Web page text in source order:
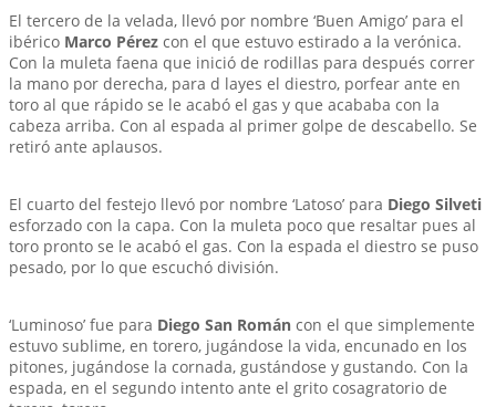
El tercero de la velada, llevó por nombre ‘Buen Amigo’ para el
ibérico Marco Pérez con el que estuvo estirado a la verónica.
Con la muleta faena que inició de rodillas para después correr
la mano por derecha, para d layes el diestro, porfear ante en
toro al que rápido se le acabó el gas y que acababa con la
cabeza arriba. Con al espada al primer golpe de descabello. Se
retiró ante aplausos.
El cuarto del festejo llevó por nombre ‘Latoso’ para Diego Silveti
esforzado con la capa. Con la muleta poco que resaltar pues al
toro pronto se le acabó el gas. Con la espada el diestro se puso
pesado, por lo que escuchó división.
‘Luminoso’ fue para Diego San Román con el que simplemente
estuvo sublime, en torero, jugándose la vida, encunado en los
pitones, jugándose la cornada, gustándose y gustando. Con la
espada, en el segundo intento ante el grito cosagratorio de